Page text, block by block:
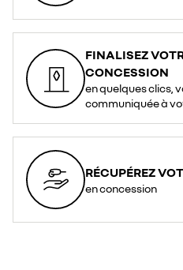
FINALISEZ
CONCESSION
en quelques clics,
communiquée à
RÉCUPÉREZ
en concession